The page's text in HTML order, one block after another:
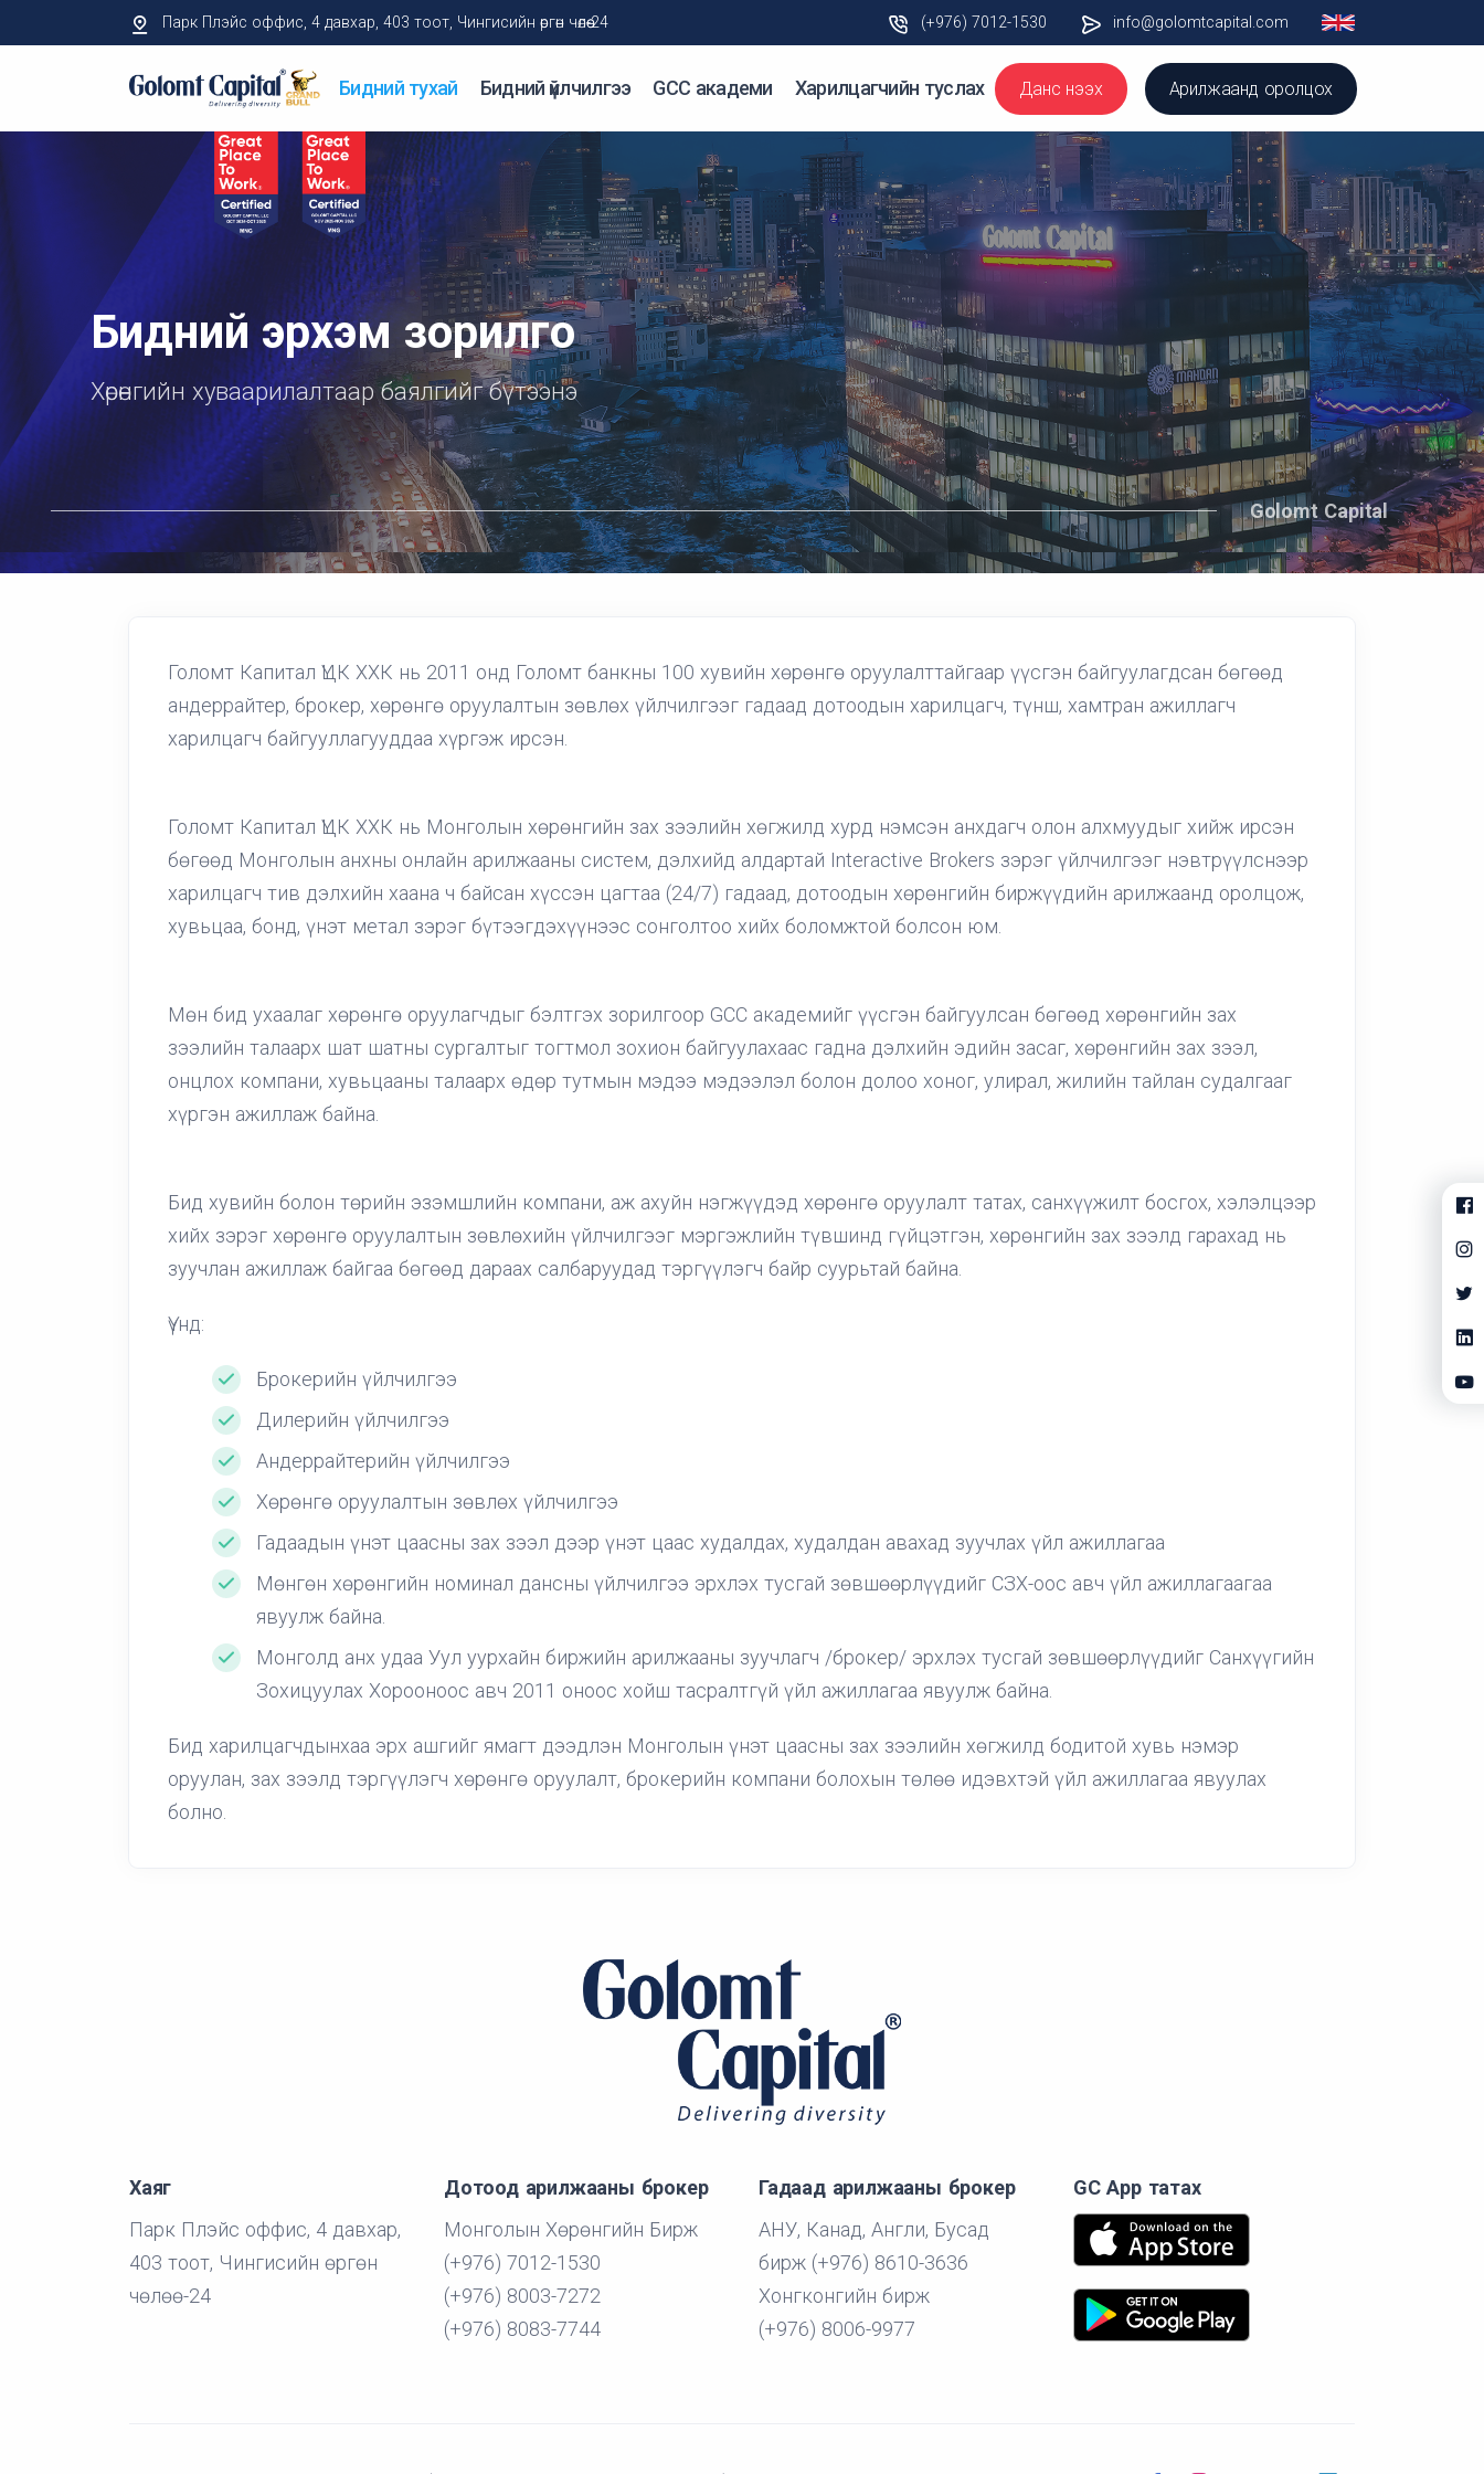
Парк Плэйс оффис, 4 давхар, 403 тоот, Чингисийн өргөн чөлөө-24 (+976) 7012-1530 info@golomtcapital.com
Бидний тухай Бидний үйлчилгээ GCC академи Харилцагчийн туслах Данс нээх Арилжаанд оролцох
Golomt Capital
Бидний эрхэм зорилго
Хөрөнгийн хуваарилалтаар баялгийг бүтээнэ
Голомт Капитал ҮЦК ХХК нь 2011 онд Голомт банкны 100 хувийн хөрөнгө оруулалттайгаар үүсгэн байгуулагдсан бөгөөд
андеррайтер, брокер, хөрөнгө оруулалтын зөвлөх үйлчилгээг гадаад дотоодын харилцагч, түнш, хамтран ажиллагч
харилцагч байгууллагууддаа хүргэж ирсэн.
Голомт Капитал ҮЦК ХХК нь Монголын хөрөнгийн зах зээлийн хөгжилд хурд нэмсэн анхдагч олон алхмуудыг хийж ирсэн
бөгөөд Монголын анхны онлайн арилжааны систем, дэлхийд алдартай Interactive Brokers зэрэг үйлчилгээг нэвтрүүлснээр
харилцагч тив дэлхийн хаана ч байсан хүссэн цагтаа (24/7) гадаад, дотоодын хөрөнгийн биржүүдийн арилжаанд оролцож,
хувьцаа, бонд, үнэт метал зэрэг бүтээгдэхүүнээс сонголтоо хийх боломжтой болсон юм.
Мөн бид ухаалаг хөрөнгө оруулагчдыг бэлтгэх зорилгоор GCC академийг үүсгэн байгуулсан бөгөөд хөрөнгийн зах
зээлийн талаарх шат шатны сургалтыг тогтмол зохион байгуулахаас гадна дэлхийн эдийн засаг, хөрөнгийн зах зээл,
онцлох компани, хувьцааны талаарх өдөр тутмын мэдээ мэдээлэл болон долоо хоног, улирал, жилийн тайлан судалгааг
хүргэн ажиллаж байна.
Бид хувийн болон төрийн эзэмшлийн компани, аж ахуйн нэгжүүдэд хөрөнгө оруулалт татах, санхүүжилт босгох, хэлэлцээр
хийх зэрэг хөрөнгө оруулалтын зөвлөхийн үйлчилгээг мэргэжлийн түвшинд гүйцэтгэн, хөрөнгийн зах зээлд гарахад нь
зуучлан ажиллаж байгаа бөгөөд дараах салбаруудад тэргүүлэгч байр суурьтай байна.
Үүнд:
Брокерийн үйлчилгээ
Дилерийн үйлчилгээ
Андеррайтерийн үйлчилгээ
Хөрөнгө оруулалтын зөвлөх үйлчилгээ
Гадаадын үнэт цаасны зах зээл дээр үнэт цаас худалдах, худалдан авахад зуучлах үйл ажиллагаа
Мөнгөн хөрөнгийн номинал дансны үйлчилгээ эрхлэх тусгай зөвшөөрлүүдийг СЗХ-оос авч үйл ажиллагаагаа
явуулж байна.
Монголд анх удаа Уул уурхайн биржийн арилжааны зуучлагч /брокер/ эрхлэх тусгай зөвшөөрлүүдийг Санхүүгийн
Зохицуулах Хорооноос авч 2011 оноос хойш тасралтгүй үйл ажиллагаа явуулж байна.
Бид харилцагчдынхаа эрх ашгийг ямагт дээдлэн Монголын үнэт цаасны зах зээлийн хөгжилд бодитой хувь нэмэр
оруулан, зах зээлд тэргүүлэгч хөрөнгө оруулалт, брокерийн компани болохын төлөө идэвхтэй үйл ажиллагаа явуулах
болно.
Хаяг
Парк Плэйс оффис, 4 давхар,
403 тоот, Чингисийн өргөн
чөлөө-24
Дотоод арилжааны брокер
Монголын Хөрөнгийн Бирж
(+976) 7012-1530
(+976) 8003-7272
(+976) 8083-7744
Гадаад арилжааны брокер
АНУ, Канад, Англи, Бусад
бирж (+976) 8610-3636
Хонгконгийн бирж
(+976) 8006-9977
GC App татах